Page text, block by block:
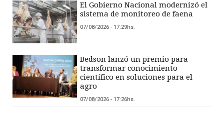
El Gobierno Nacional modernizó el
sistema de monitoreo de faena
07/08/2026 - 17:29hs.
Bedson lanzó un premio para
transformar conocimiento
científico en soluciones para el
agro
07/08/2026 - 17:26hs.